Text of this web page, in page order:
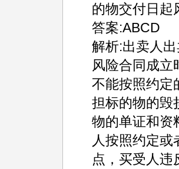
的物交付日起
答案:ABCD
解析:出卖人
风险合同成立
不能按照约定
担标的物的毁
物的单证和资
人按照约定
点，买受人违